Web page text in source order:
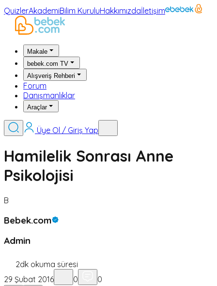
QuizlerAkademiBilim KuruluHakkımızdaİletişim
Makale
bebek.com TV
Alışveriş Rehberi
Forum
Danışmanlıklar
Araçlar
Üye Ol / Giriş Yap
Hamilelik Sonrası Anne
Psikolojisi
B
Bebek.com
Admin
2dk okuma süresi
29 Şubat 2016
0 0